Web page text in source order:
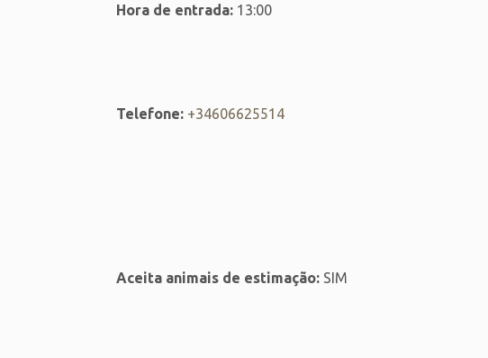
Hora de entrada:13:00
Telefone: +34606625514
Aceita animais de estimação:SIM